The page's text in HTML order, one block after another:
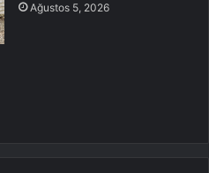
Ağustos 5, 2026